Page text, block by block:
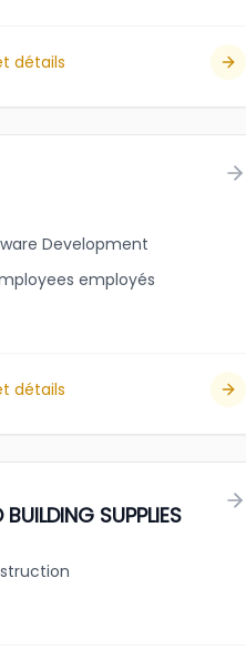
détails
Development
employés
détails
SUPPLIES